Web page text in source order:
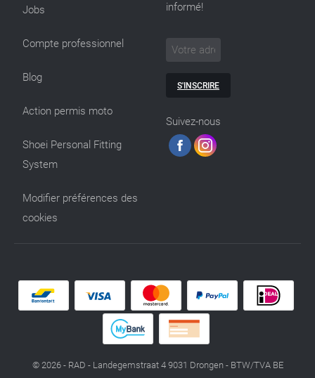
Jobs
Compte professionnel
Blog
Action permis moto
Shoei Personal Fitting
System
Modifier préférences des
cookies
informé!
S'INSCRIRE
Suivez-nous
© 2026 - RAD - Landegemstraat 4 9031 Drongen - BTW/TVA BE